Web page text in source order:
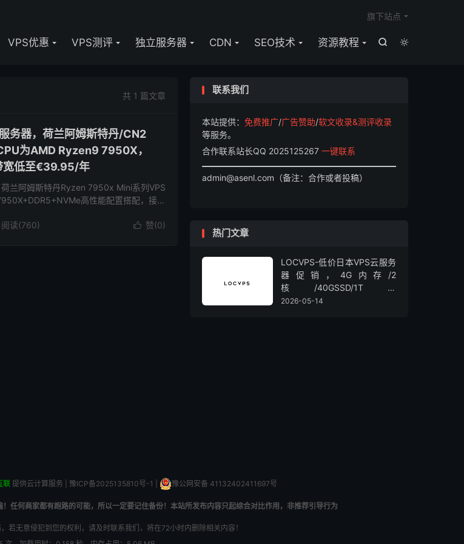


VPS优惠 VPS测评 独立服务器 CDN SEO技术 资源教程
旗下站点
共 1 篇文章
务器，荷兰阿姆斯特丹/CN2
为AMD Ryzen9 7950X，
宽低至€39.95/年
兰阿姆斯特丹Ryzen 7950x Mini系列VPS
高性能配置搭配，接入
 赞(0)
阅读(760)
联系我们
本站提供： 免费推广/广告赞助/软文收录&测评收录
等服务。
合作联系站长QQ 2025125267 一键联系
admin@asenl.com（备注：合作或者投稿）
热门文章
LOCVPS-低价日本VPS云服务
器促销，4G内存/2
核/40GSSD/1T流
量/450Mbps带宽，低至36元/
2026-05-14
联 提供云计算服务 | 豫ICP备2025135810号-1 豫公网安备 41132402411697号
！任何商家都有跑路的可能，所以一定要记住备份！本站所发布内容只起综合对比作用，非推荐引导行为
若无意侵犯到您的权利，请及时联系我们，将在72小时内删除相关内容！